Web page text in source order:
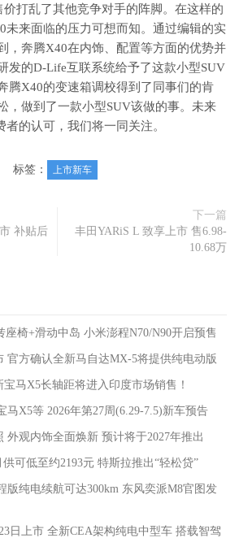
打乱了其他竞争对手的阵脚。在这样的
未来面临的压力可想而知。通过编辑的实
，奔腾X40在内饰、配置等方面的优势并
发的D-Life互联系统给予了这款小型SUV
腾X40的变速箱调校得到了同事们的肯
，做到了一款小型SUV该做的事。未来
的认可，我们将一同关注。
标签： 上市新车
补贴后
下一篇
丰田YARiS L 致享上市 售6.98-
10.68万
座椅+滑动中岛 小米澎程N70/N90开启预售
官方确认全新马自达MX-5将提供纯电动版
马X5长轴距将进入印度市场销售！
马X5等 2026年第27周(6.29-7.5)新车预告
外观内饰全面焕新 预计将于2027年推出
可低至约2193元 特斯拉推出“轻松贷”
版纯电续航可达300km 东风奕派M8官图发
日上市 全新CEA架构纯电中型车 搭载智驾